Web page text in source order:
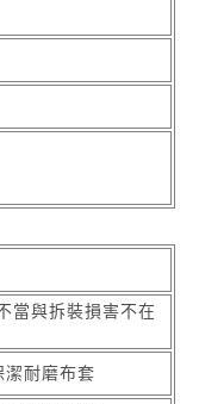
當與拆裝損害不在
潔耐磨布套